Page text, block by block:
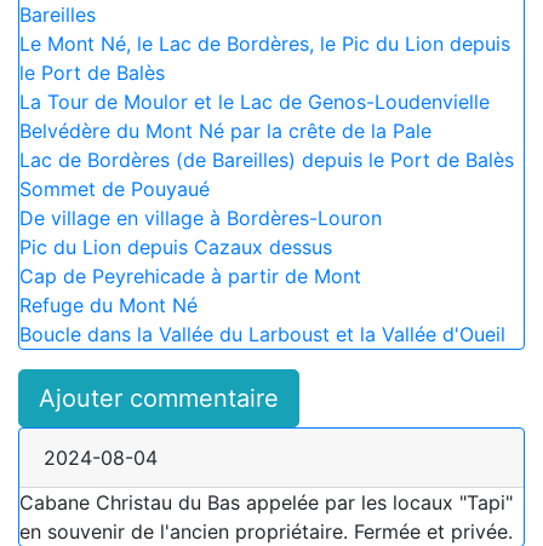
Bareilles
Le Mont Né, le Lac de Bordères, le Pic du Lion depuis
le Port de Balès
La Tour de Moulor et le Lac de Genos-Loudenvielle
Belvédère du Mont Né par la crête de la Pale
Lac de Bordères (de Bareilles) depuis le Port de Balès
Sommet de Pouyaué
De village en village à Bordères-Louron
Pic du Lion depuis Cazaux dessus
Cap de Peyrehicade à partir de Mont
Refuge du Mont Né
Boucle dans la Vallée du Larboust et la Vallée d'Oueil
Ajouter commentaire
2024-08-04
Cabane Christau du Bas appelée par les locaux "Tapi"
en souvenir de l'ancien propriétaire. Fermée et privée.